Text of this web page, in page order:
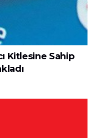
Kitlesine Sahip